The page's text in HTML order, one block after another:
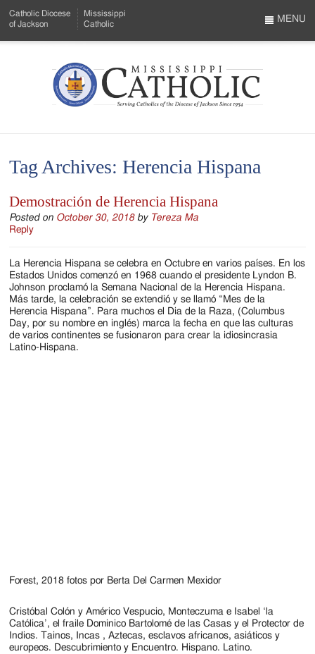
to
Menu
Content
Catholic Diocese
of Jackson
Mississippi
Catholic
Mississippi
Serving
Catholics
of
Diocese
of
Jackson
Since
MENU
Tag Archives:Herencia Hispana
Demostración de Herencia Hispana
Posted on October 30, 2018 by Tereza Ma
Reply
La Herencia Hispana se celebra en Octubre en varios países. En los
Estados Unidos comenzó en 1968 cuando el presidente Lyndon B.
Johnson proclamó la Semana Nacional de la Herencia Hispana.
Más tarde, la celebración se extendió y se llamó “Mes de la
Herencia Hispana”. Para muchos el Dia de la Raza, (Columbus
Day, por su nombre en inglés) marca la fecha en que las culturas
de varios continentes se fusionaron para crear la idiosincrasia
Latino-Hispana.
Forest, 2018 fotos por Berta Del Carmen Mexidor
Cristóbal Colón y Américo Vespucio, Monteczuma e Isabel ‘la
Católica’, el fraile Dominico Bartolomé de las Casas y el Protector de
Indios. Tainos, Incas , Aztecas, esclavos africanos, asiáticos y
europeos. Descubrimiento y Encuentro. Hispano. Latino.